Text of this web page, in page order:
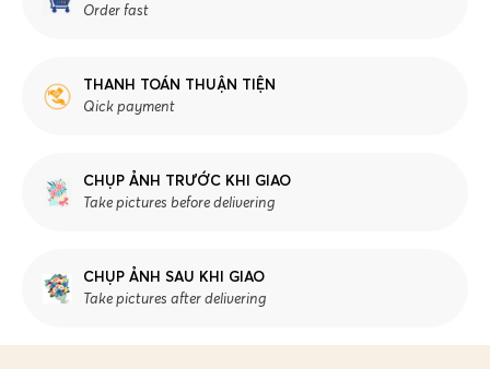
Order fast
THANH TOÁN THUẬN TIỆN
Qick payment
CHỤP ẢNH TRƯỚC KHI GIAO
Take pictures before delivering
CHỤP ẢNH SAU KHI GIAO
Take pictures after delivering